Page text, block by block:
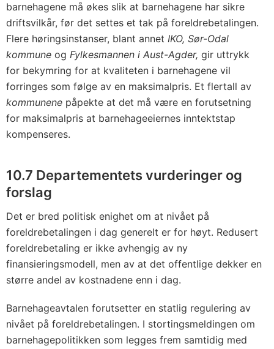
barnehagene må økes slik at barnehagene har sikre
driftsvilkår, før det settes et tak på foreldrebetalingen.
Flere høringsinstanser, blant annet IKO, Sør-Odal
kommune og Fylkesmannen i Aust-Agder, gir uttrykk
for bekymring for at kvaliteten i barnehagene vil
forringes som følge av en maksimalpris. Et flertall av
kommunene påpekte at det må være en forutsetning
for maksimalpris at barnehageeiernes inntektstap
kompenseres.
10.7 Departementets vurderinger og
forslag
Det er bred politisk enighet om at nivået på
foreldrebetalingen i dag generelt er for høyt. Redusert
foreldrebetaling er ikke avhengig av ny
finansieringsmodell, men av at det offentlige dekker en
større andel av kostnadene enn i dag.
Barnehageavtalen forutsetter en statlig regulering av
nivået på foreldrebetalingen. I stortingsmeldingen om
barnehagepolitikken som legges frem samtidig med